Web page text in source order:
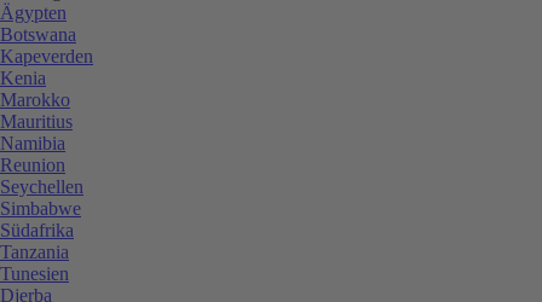
Ägypten
Botswana
Kapeverden
Kenia
Marokko
Mauritius
Namibia
Reunion
Seychellen
Simbabwe
Südafrika
Tanzania
Tunesien
Djerba